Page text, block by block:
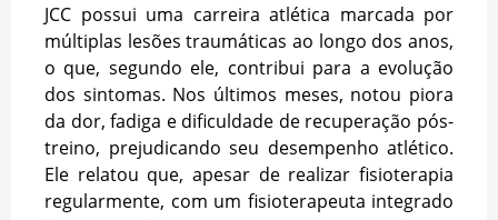
JCC possui uma carreira atlética marcada por
múltiplas lesões traumáticas ao longo dos anos,
o que, segundo ele, contribui para a evolução
dos sintomas. Nos últimos meses, notou piora
da dor, fadiga e dificuldade de recuperação pós-
treino, prejudicando seu desempenho atlético.
Ele relatou que, apesar de realizar fisioterapia
regularmente, com um fisioterapeuta integrado